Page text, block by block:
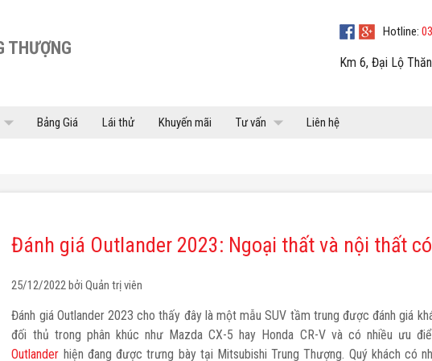
THƯỢNG
Hotline:
Km 6, Đại Lộ
arrow_drop_down
DST
Bảng Giá Lái thử Khuyến mãi Tư vấn arrow_drop_down Liên hệ
Đánh giá Outlander 2023: Ngoại thất và nội thất
25/12/2022 bởiQuản trị viên
Đánh giá Outlander 2023 cho thấy đây là một mẫu SUV tầm trung được đánh giá
đối thủ trong phân khúc như Mazda CX-5 hay Honda CR-V và có nhiều ưu
Outlander hiện đang được trưng bày tại Mitsubishi Trung Thượng. Quý khách có